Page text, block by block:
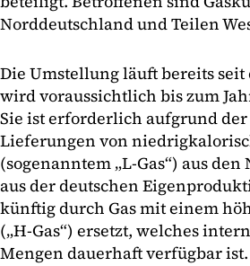
Norddeutschland und Teilen
Die Umstellung läuft bereits
wird voraussichtlich bis zum
Sie ist erforderlich aufgrund
Lieferungen von
(sogenanntem „L-Gas“) aus
aus der deutschen
künftig durch Gas mit einem
(„H-Gas“) ersetzt, welches
Mengen dauerhaft verfügbar ist.